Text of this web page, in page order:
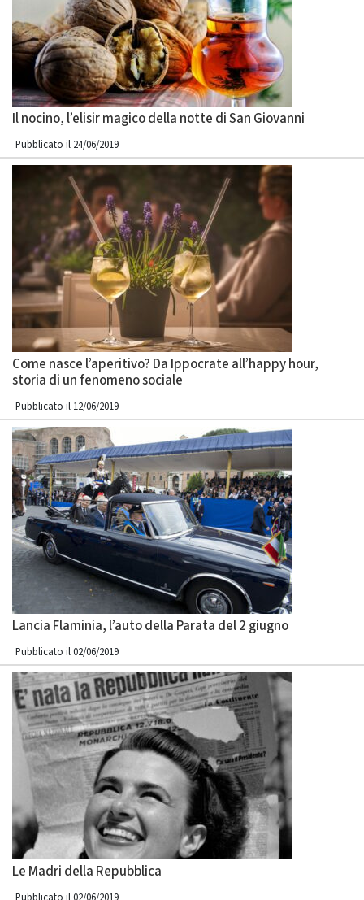
Il nocino, l’elisir magico della notte di San Giovanni
Pubblicato il 24/06/2019
Come nasce l’aperitivo? Da Ippocrate all’happy hour,
storia di un fenomeno sociale
Pubblicato il 12/06/2019
Lancia Flaminia, l’auto della Parata del 2 giugno
Pubblicato il 02/06/2019
Le Madri della Repubblica